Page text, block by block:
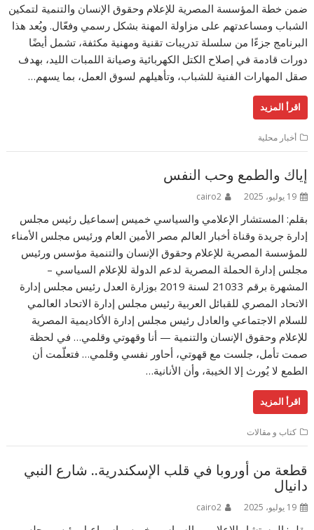
ضمن خطة المؤسسة المصرية للإعلام وحقوق الإنسان والتنمية لتمكين
الشباب ومساعدتهم على مزاولة المهنة بشكل رسمي وفعّال. ويُعد هذا
البرنامج جزءًا من سلسلة تدريبات تقنية ومهنية مكثفة، تشمل أيضًا
دورات قادمة في إصلاح الكتل الكهربائية وصيانة اللمبات الليد، بهدف
صقل المهارات الفنية للشباب، وتأهيلهم لسوق العمل، بما يسهم…
اقرأ المزيد
أخبار محلية
إياك والطمع وحب النفس
19 يوليو، 2025 cairo2
بقلم: المستشار الإعلامي والسياسي خميس إسماعيل رئيس مجلس
إدارة جريدة وقناة أخبار العالم مصر الأمين العام ورئيس مجلس الأمناء
للمؤسسة المصرية للإعلام وحقوق الإنسان والتنمية مؤسس ورئيس
مجلس إدارة الحملة المصرية لدعم الدولة للإعلام السياسي –
المشهرة برقم 21033 لسنة 2019 بوزارة العدل رئيس مجلس إدارة
الاتحاد المصري للقبائل العربية رئيس مجلس إدارة الاتحاد العالمي
للسلام الاجتماعي والعادل رئيس مجلس إدارة الأكاديمية المصرية
للإعلام وحقوق الإنسان والتنمية — أنا وقهوتي وقلمي… في لحظة
صمت تأمل، جلست مع قهوتي، أحاور نفسي وقلمي… فتعلّمت أن
الطمع لا يُورث إلا الخيبة، وأن الأنانية…
اقرأ المزيد
كتاب و مقالات
قطعة من أوروبا في قلب الإسكندرية.. شارع النبي
دانيال
19 يوليو، 2025 cairo2